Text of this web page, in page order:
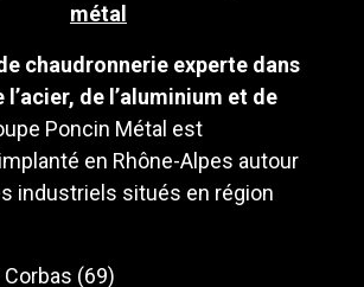
métal
chaudronnerie experte dans
l’acier, de l’aluminium et de
Poncin Métal est
en Rhône-Alpes autour
industriels situés en région
Corbas (69)